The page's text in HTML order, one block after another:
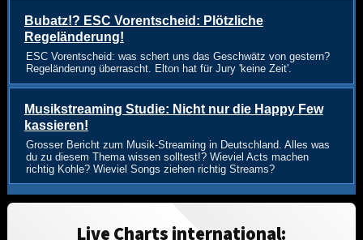
Bubatz!? ESC Vorentscheid: Plötzliche
Regeländerung!
ESC Vorentscheid: was schert uns das Geschwätz von gestern?
Regeländerung überrascht. Elton hat für Jury 'keine Zeit'.
Musikstreaming Studie: Nicht nur die Happy Few
kassieren!
Grosser Bericht zum Musik-Streaming in Deutschland. Alles was
du zu diesem Thema wissen solltest!? Wieviel Acts machen
richtig Kohle? Wieviel Songs ziehen richtig Streams?
Live Charts international: